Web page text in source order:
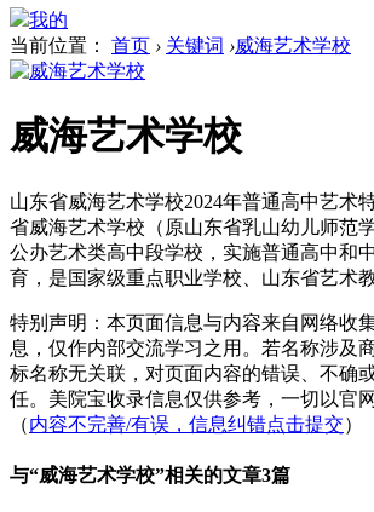
我的
当前位置：
首页 › 关键词 ›威海艺术学校
威海艺术学校
山东省威海艺术学校2024年普通高中艺术
省威海艺术学校（原山东省乳山幼儿师范
公办艺术类高中段学校，实施普通高中和
育，是国家级重点职业学校、山东省艺术
特别声明：本页面信息与内容来自网络收
息，仅作内部交流学习之用。若名称涉及
标名称无关联，对页面内容的错误、不确
任。美院宝收录信息仅供参考，一切以官
（内容不完善/有误，信息纠错点击提交）
与“威海艺术学校”相关的文章3篇